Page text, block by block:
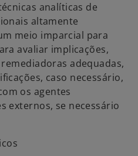
analíticas de
altamente
meio imparcial para
avaliar implicações,
adequadas,
caso necessário,
os agentes
externos, se necessário